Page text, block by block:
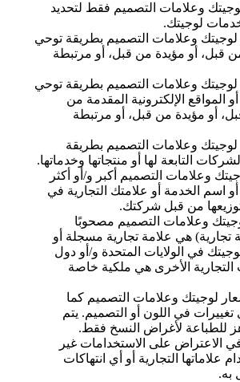
وعلامات التصميم فقط لتحديد
لوجيتك.
لوجيتك وعلامات التصميم بطريقة توحي
قبل، أو مؤيدة من قبل، أو مرتبطة
لوجيتك وعلامات التصميم بطريقة توحي
المواقع الإلكترونية المقدمة من
أو مؤيدة من قبل، أو مرتبطة
لوجيتك وعلامات التصميم بطريقة
التابعة لها أو منتجاتها وخدماتها.
وعلامات التصميم أكبر و/أو أكثر
اسم الخدمة أو علامتك التجارية في
توزيعها من قبل شركتك.
وعلامات التصميم مصحوبًا
تجارية) هي علامة تجارية مسجلة أو
في الولايات المتحدة و/أو دول
التجارية الأخرى هي ملكية خاصة
لوجيتك وعلامات التصميم كما
في اللون أو التصميم. يتم
للطباعة لأغراض النسخ فقط.
الاعتراض على الاستخدامات غير
علاماتها التجارية أو أي انتهاكات
به.